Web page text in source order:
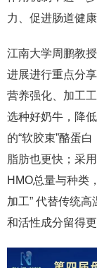
力、促进肠道健康
江南大学周鹏教
进展进行重点分
营养强化、加工
选种好奶牛，降
的“软胶束”酪蛋
脂肪也更快；采
HMO总量与种类
加工” 代替传统
和活性成分留得更